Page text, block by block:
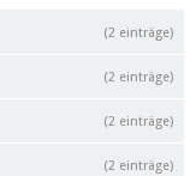
(2 einträge)
(2 einträge)
(2 einträge)
(2 einträge)